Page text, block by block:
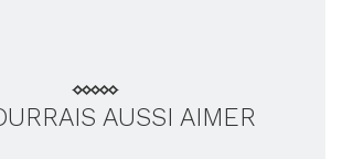
AUSSI AIMER